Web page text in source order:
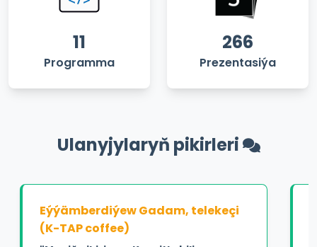
11
Programma
266
Prezentasiýa
Ulanyjylaryň pikirleri
Eýýämberdiýew Gadam, telekeçi
(K-TAP coffee)